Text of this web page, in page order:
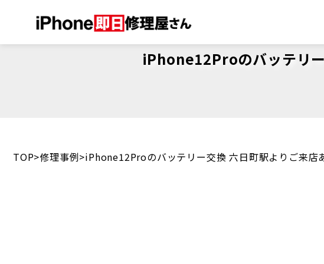
iPhone12Proのバッテリ
TOP 修理事例 iPhone12Proのバッテリー交換 六日町駅よりご来店